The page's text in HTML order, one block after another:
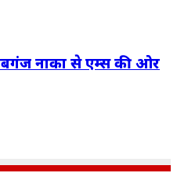
नाका से एम्स की ओर